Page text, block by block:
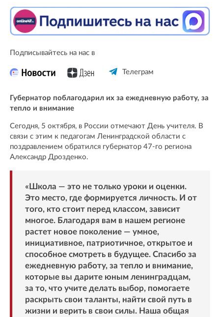
Подписывайтесь на нас в
Телеграм
Губернатор поблагодарил их за ежедневную работу, за
тепло и внимание
Сегодня, 5 октября, в России отмечают День учителя. В
связи с этим к педагогам Ленинградской области с
поздравлением обратился губернатор 47-го региона
Александр Дрозденко.
«Школа — это не только уроки и оценки.
Это место, где формируется личность. И от
того, кто стоит перед классом, зависит
многое. Благодаря вам в нашем регионе
растет новое поколение — умное,
инициативное, патриотичное, открытое и
способное смотреть в будущее. Спасибо за
ежедневную работу, за тепло и внимание,
которые вы дарите юным ленинградцам,
за то, что учите делать выбор, помогаете
раскрыть свои таланты, найти свой путь в
жизни и верить в свои силы. Наша общая